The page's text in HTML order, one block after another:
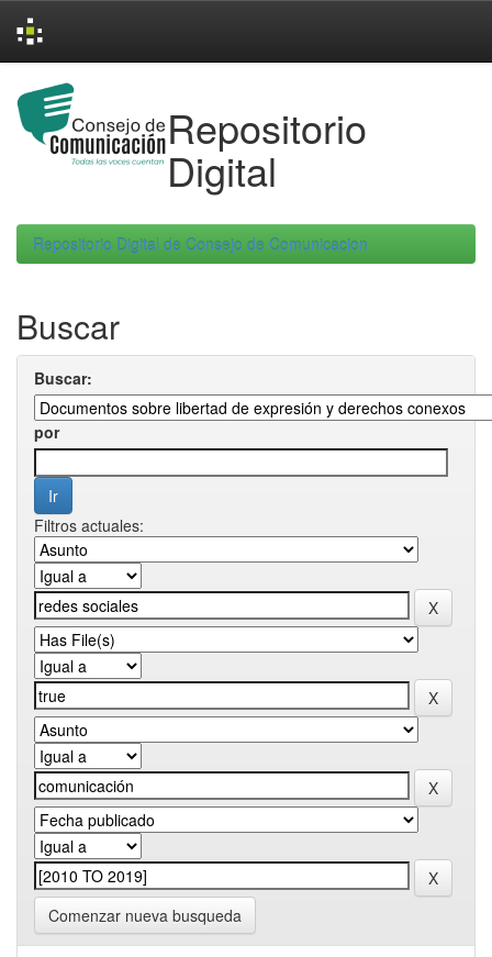
navigation
Repositorio
Digital
Repositorio Digital de Consejo de Comunicacion
Buscar
Buscar:
por
Filtros actuales:
Comenzar nueva busqueda